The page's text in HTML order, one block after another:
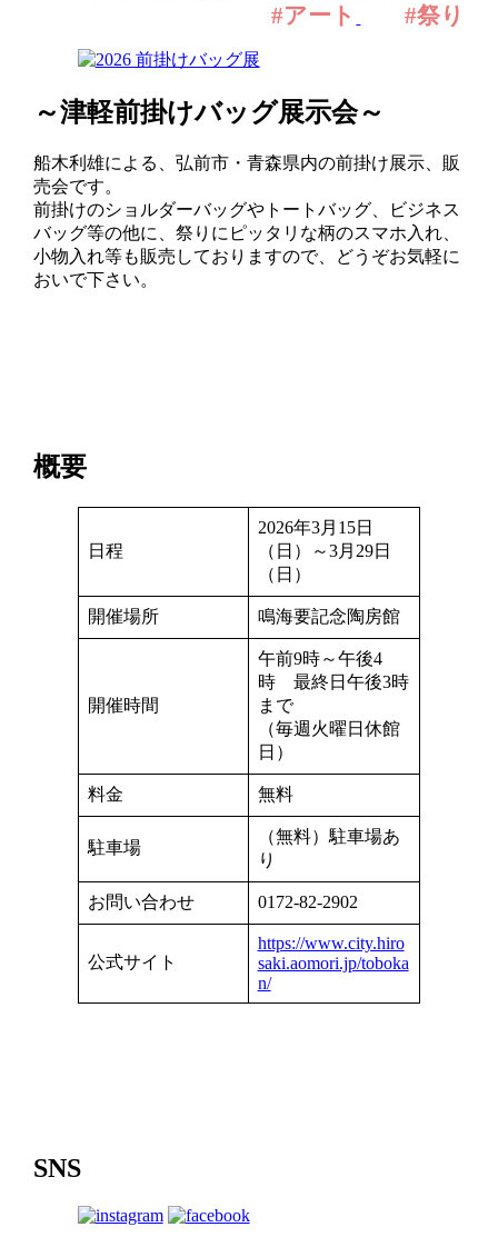
#アート #祭り
～津軽前掛けバッグ展示会～
船木利雄による、弘前市・青森県内の前掛け展示、販
売会です。
前掛けのショルダーバッグやトートバッグ、ビジネス
バッグ等の他に、祭りにピッタリな柄のスマホ入れ、
小物入れ等も販売しておりますので、どうぞお気軽に
おいで下さい。
概要
日程
2026年3月15日
（日）～3月29日
（日）
開催場所 鳴海要記念陶房館
開催時間
午前9時～午後4
時 最終日午後3時
まで
（毎週火曜日休館
日）
料金 無料
駐車場
（無料）駐車場あ
り
お問い合わせ 0172-82-2902
公式サイト
https://www.city.hiro
saki.aomori.jp/toboka
n/
SNS